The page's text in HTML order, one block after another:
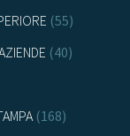
(55)
(40)
(168)